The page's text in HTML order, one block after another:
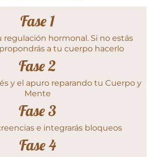
Fase 1
regulación hormonal. Si no estás
a tu cuerpo hacerlo
Fase 2
y el apuro reparando tu Cuerpo y
Mente
Fase 3
e integrarás bloqueos
Fase 4